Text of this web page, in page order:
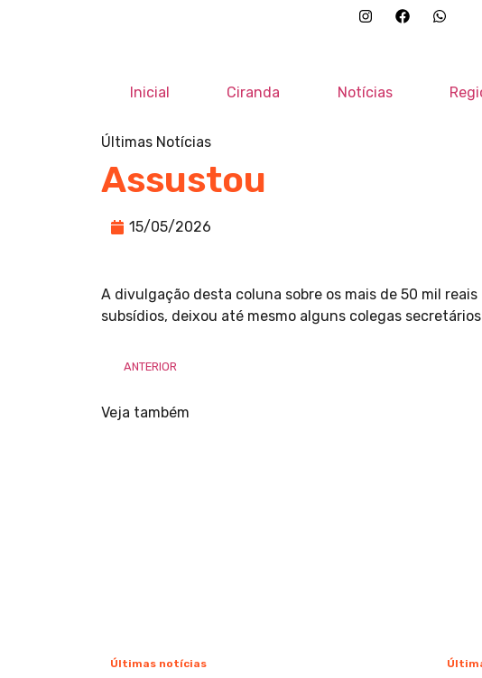
Inicial Ciranda Notícias
Últimas Notícias
Assustou
15/05/2026
A divulgação desta coluna sobre os mais de 50 mil
subsídios, deixou até mesmo alguns colegas
ANTERIOR
Veja também
Últimas notícias